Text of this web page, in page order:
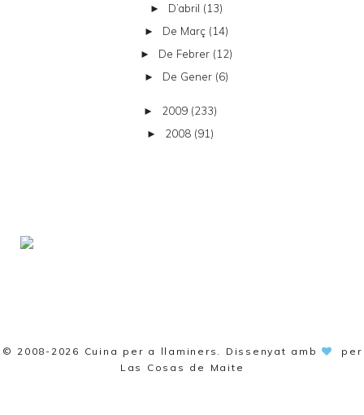
► D’abril (13)
► De Març (14)
► De Febrer (12)
► De Gener (6)
► 2009 (233)
► 2008 (91)
© 2008-2026 Cuina per a llaminers . Dissenyat amb
per
Las Cosas de Maite